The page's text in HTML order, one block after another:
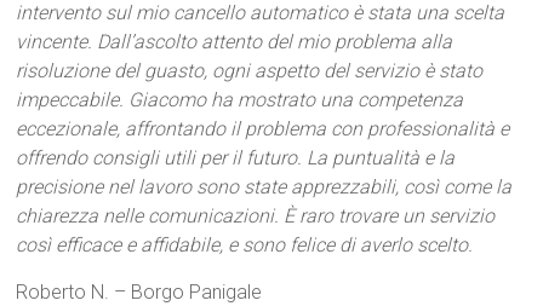
intervento sul mio cancello automatico è stata una scelta
vincente. Dall’ascolto attento del mio problema alla
risoluzione del guasto, ogni aspetto del servizio è stato
impeccabile. Giacomo ha mostrato una competenza
eccezionale, affrontando il problema con professionalità e
offrendo consigli utili per il futuro. La puntualità e la
precisione nel lavoro sono state apprezzabili, così come la
chiarezza nelle comunicazioni. È raro trovare un servizio
così efficace e affidabile, e sono felice di averlo scelto.
Roberto N. – Borgo Panigale